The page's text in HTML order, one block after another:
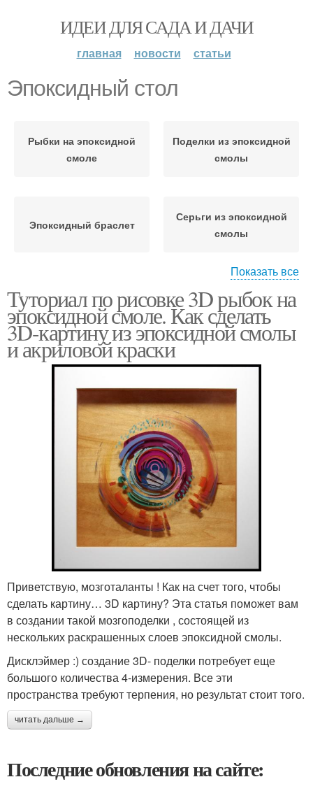
ИДЕИ ДЛЯ САДА И ДАЧИ
главная новости статьи
Эпоксидный стол
Рыбки на эпоксидной
смоле
Поделки из эпоксидной
смолы
Эпоксидный браслет
Серьги из эпоксидной
смолы
смоле
Эпоксидная смола
Показать все
Туториал по рисовке 3D рыбок на
эпоксидной смоле. Как сделать
3D-картину из эпоксидной смолы
и акриловой краски
Приветствую, мозготаланты ! Как на счет того, чтобы
сделать картину… 3D картину? Эта статья поможет вам
в создании такой мозгоподелки , состоящей из
нескольких раскрашенных слоев эпоксидной смолы.
Дисклэймер :) создание 3D- поделки потребует еще
большого количества 4-измерения. Все эти
пространства требуют терпения, но результат стоит того.
читать дальше →
Последние обновления на сайте: